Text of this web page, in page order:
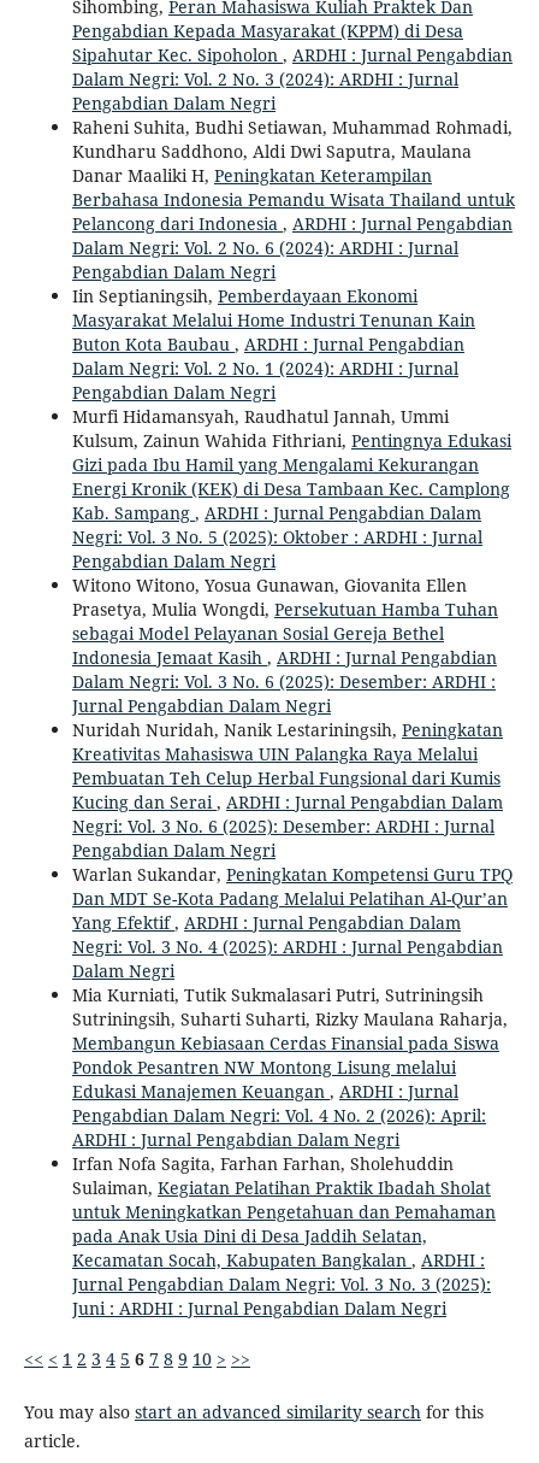
Sihombing, Peran Mahasiswa Kuliah Praktek Dan
Pengabdian Kepada Masyarakat (KPPM) di Desa
Sipahutar Kec. Sipoholon , ARDHI : Jurnal Pengabdian
Dalam Negri: Vol. 2 No. 3 (2024): ARDHI : Jurnal
Pengabdian Dalam Negri
Raheni Suhita, Budhi Setiawan, Muhammad Rohmadi,
Kundharu Saddhono, Aldi Dwi Saputra, Maulana
Danar Maaliki H, Peningkatan Keterampilan
Berbahasa Indonesia Pemandu Wisata Thailand untuk
Pelancong dari Indonesia , ARDHI : Jurnal Pengabdian
Dalam Negri: Vol. 2 No. 6 (2024): ARDHI : Jurnal
Pengabdian Dalam Negri
Iin Septianingsih, Pemberdayaan Ekonomi
Masyarakat Melalui Home Industri Tenunan Kain
Buton Kota Baubau , ARDHI : Jurnal Pengabdian
Dalam Negri: Vol. 2 No. 1 (2024): ARDHI : Jurnal
Pengabdian Dalam Negri
Murfi Hidamansyah, Raudhatul Jannah, Ummi
Kulsum, Zainun Wahida Fithriani, Pentingnya Edukasi
Gizi pada Ibu Hamil yang Mengalami Kekurangan
Energi Kronik (KEK) di Desa Tambaan Kec. Camplong
Kab. Sampang , ARDHI : Jurnal Pengabdian Dalam
Negri: Vol. 3 No. 5 (2025): Oktober : ARDHI : Jurnal
Pengabdian Dalam Negri
Witono Witono, Yosua Gunawan, Giovanita Ellen
Prasetya, Mulia Wongdi, Persekutuan Hamba Tuhan
sebagai Model Pelayanan Sosial Gereja Bethel
Indonesia Jemaat Kasih , ARDHI : Jurnal Pengabdian
Dalam Negri: Vol. 3 No. 6 (2025): Desember: ARDHI :
Jurnal Pengabdian Dalam Negri
Nuridah Nuridah, Nanik Lestariningsih, Peningkatan
Kreativitas Mahasiswa UIN Palangka Raya Melalui
Pembuatan Teh Celup Herbal Fungsional dari Kumis
Kucing dan Serai , ARDHI : Jurnal Pengabdian Dalam
Negri: Vol. 3 No. 6 (2025): Desember: ARDHI : Jurnal
Pengabdian Dalam Negri
Warlan Sukandar, Peningkatan Kompetensi Guru TPQ
Dan MDT Se-Kota Padang Melalui Pelatihan Al-Qur’an
Yang Efektif, ARDHI : Jurnal Pengabdian Dalam
Negri: Vol. 3 No. 4 (2025): ARDHI : Jurnal Pengabdian
Dalam Negri
Mia Kurniati, Tutik Sukmalasari Putri, Sutriningsih
Sutriningsih, Suharti Suharti, Rizky Maulana Raharja,
Membangun Kebiasaan Cerdas Finansial pada Siswa
Pondok Pesantren NW Montong Lisung melalui
Edukasi Manajemen Keuangan , ARDHI : Jurnal
Pengabdian Dalam Negri: Vol. 4 No. 2 (2026): April:
ARDHI : Jurnal Pengabdian Dalam Negri
Irfan Nofa Sagita, Farhan Farhan, Sholehuddin
Sulaiman, Kegiatan Pelatihan Praktik Ibadah Sholat
untuk Meningkatkan Pengetahuan dan Pemahaman
pada Anak Usia Dini di Desa Jaddih Selatan,
Kecamatan Socah, Kabupaten Bangkalan , ARDHI :
Jurnal Pengabdian Dalam Negri: Vol. 3 No. 3 (2025):
Juni : ARDHI : Jurnal Pengabdian Dalam Negri
<< < 1 2 3 4 5 6 7 8 9 10 > >>
You may also start an advanced similarity search for this
article.